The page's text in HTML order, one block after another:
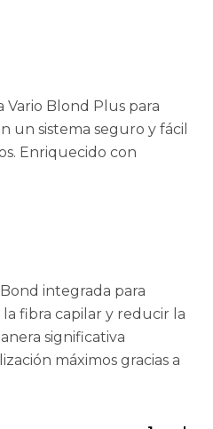
Blond Plus para
un sistema seguro y fácil
Enriquecido con
integrada para
fibra capilar y reducir la
significativa
máximos gracias a